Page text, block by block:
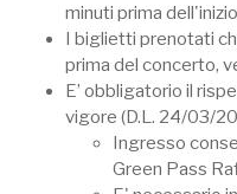
minuti prima
I biglietti prenotati
prima del concerto,
E’ obbligatorio il
vigore (D.L. 24/03/
Ingresso
Green Pass